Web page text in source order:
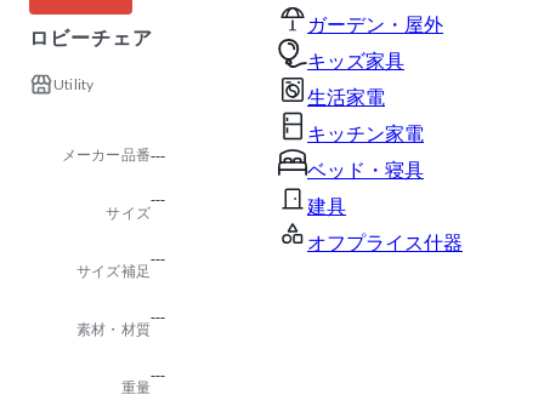
ガーデン・屋外
キッズ家具
生活家電
キッチン家電
ベッド・寝具
建具
オフプライス什器
ロビーチェア
Utility
メーカー品番---
サイズ
---
サイズ補足
---
素材・材質
---
重量
---